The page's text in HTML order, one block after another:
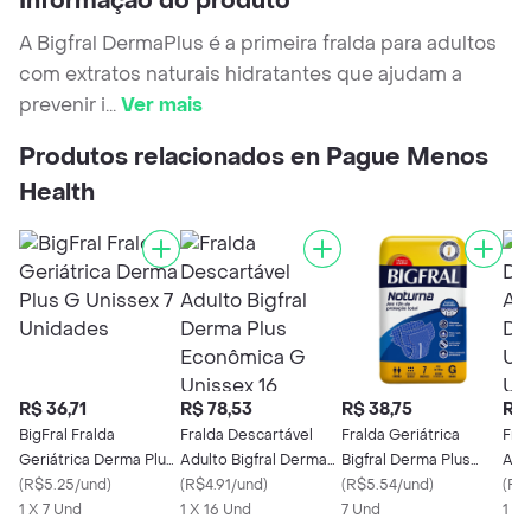
A Bigfral DermaPlus é a primeira fralda para adultos
com extratos naturais hidratantes que ajudam a
prevenir i...Ver mais
Produtos relacionados en Pague Menos
Health
R$ 36,71
BigFral Fralda
Geriátrica Derma Plus
G Unissex 7 Unidades
(R$5.25/und)
1 X 7 Und
R$ 78,53
Fralda Descartável
Adulto Bigfral Derma
Plus Econômica G
Unissex 16 Unidades
(R$4.91/und)
1 X 16 Und
R$ 38,75
Fralda Geriátrica
Bigfral Derma Plus
Noturna G 7 Unidades
(R$5.54/und)
7 Und
R$
(
1 X